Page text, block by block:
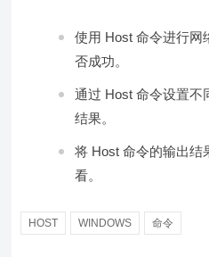
使用 Host 命令进行网
否成功。
通过 Host 命令设置不
结果。
将 Host 命令的输出结
看。
HOST WINDOWS 命令